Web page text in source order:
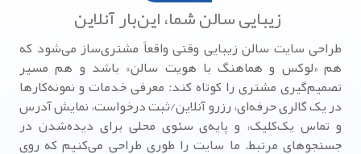
زیبایی سالن شما، این‌بار آنلاین
طراحی سایت سالن زیبایی وقتی واقعاً مشتری‌ساز می‌شود که
هم «لوکس و هماهنگ با هویت سالن» باشد و هم مسیر
تصمیم‌گیری مشتری را کوتاه کند: معرفی خدمات و نمونه‌کارها
در یک گالری حرفه‌ای، رزرو آنلاین/ثبت درخواست، نمایش آدرس
و تماس یک‌کلیک، و پایه‌ی سئوی محلی برای دیده‌شدن در
جستجوهای مرتبط. ما سایت را طوری طراحی می‌کنیم که روی